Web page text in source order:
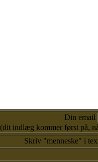
Din email
(dit indlæg kommer først på,
Skriv "menneske" i